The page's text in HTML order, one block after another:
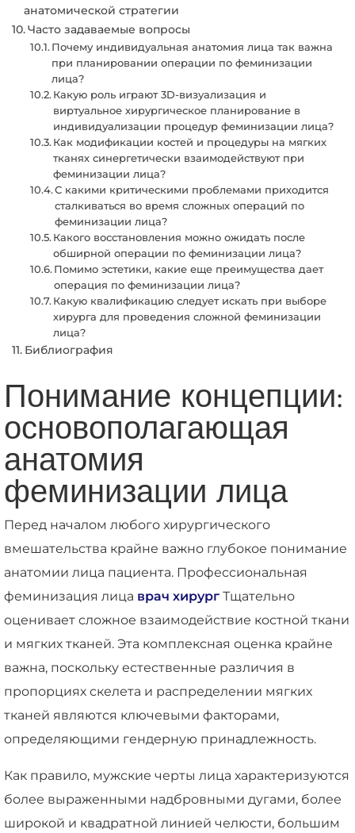
анатомической стратегии
Часто задаваемые вопросы
Почему индивидуальная анатомия лица так важна
при планировании операции по феминизации
лица?
Какую роль играют 3D-визуализация и
виртуальное хирургическое планирование в
индивидуализации процедур феминизации лица?
Как модификации костей и процедуры на мягких
тканях синергетически взаимодействуют при
феминизации лица?
С какими критическими проблемами приходится
сталкиваться во время сложных операций по
феминизации лица?
Какого восстановления можно ожидать после
обширной операции по феминизации лица?
Помимо эстетики, какие еще преимущества дает
операция по феминизации лица?
Какую квалификацию следует искать при выборе
хирурга для проведения сложной феминизации
лица?
Библиография
Понимание концепции:
основополагающая
анатомия
феминизации лица
Перед началом любого хирургического
вмешательства крайне важно глубокое понимание
анатомии лица пациента. Профессиональная
феминизация лица врач хирург Тщательно
оценивает сложное взаимодействие костной ткани
и мягких тканей. Эта комплексная оценка крайне
важна, поскольку естественные различия в
пропорциях скелета и распределении мягких
тканей являются ключевыми факторами,
определяющими гендерную принадлежность.
Как правило, мужские черты лица характеризуются
более выраженными надбровными дугами, более
широкой и квадратной линией челюсти, большим